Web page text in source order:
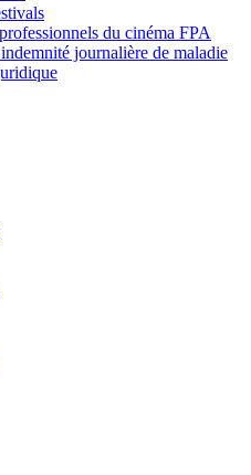
du cinéma FPA
journalière de maladie